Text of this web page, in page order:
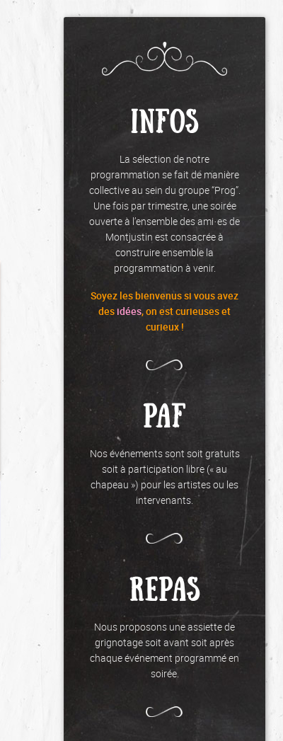
INFOS
La sélection de notre
programmation se fait de manière
collective au sein du groupe “Prog”.
Une fois par trimestre, une soirée
ouverte à l’ensemble des ami·es de
Montjustin est consacrée à
construire ensemble la
programmation à venir.
Soyez lesbienvenussi vous avez
des idées, on est curieuses et
curieux !
PAF
Nos événements sont soit gratuits
soit à participation libre (« au
chapeau ») pour les artistes ou les
intervenants.
REPAS
Nous proposons une assiette de
grignotage soit avant soit après
chaque événement programmé en
soirée.